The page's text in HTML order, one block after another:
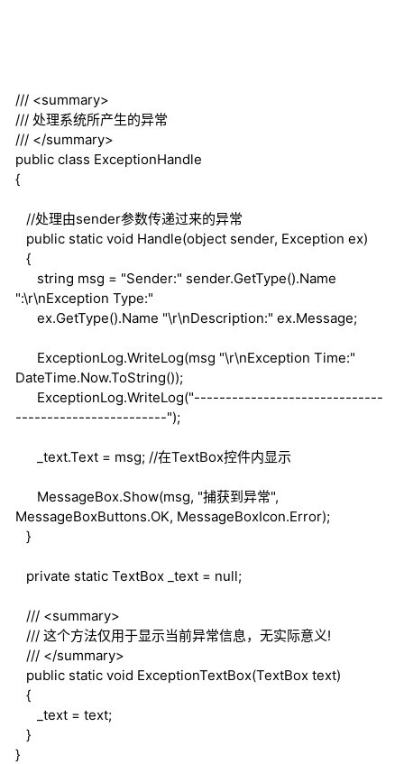
/// <summary>
/// 处理系统所产生的异常
/// </summary>
public class ExceptionHandle
{
//处理由sender参数传递过来的异常
public static void Handle(object sender, Exception ex)
{
string msg = "Sender:" sender.GetType().Name
":\r\nException Type:"
ex.GetType().Name "\r\nDescription:" ex.Message;
ExceptionLog.WriteLog(msg "\r\nException Time:"
DateTime.Now.ToString());
ExceptionLog.WriteLog("------------------------------
------------------------");
_text.Text = msg; //在TextBox控件内显示
MessageBox.Show(msg, "捕获到异常",
MessageBoxButtons.OK, MessageBoxIcon.Error);
}
private static TextBox _text = null;
/// <summary>
/// 这个方法仅用于显示当前异常信息，无实际意义!
/// </summary>
public static void ExceptionTextBox(TextBox text)
{
_text = text;
}
}